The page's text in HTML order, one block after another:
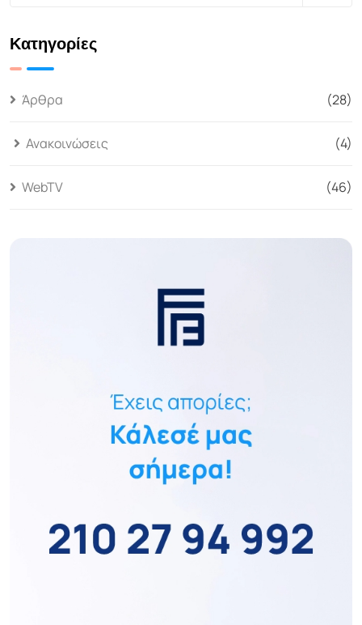
Κατηγορίες
Άρθρα (28)
Ανακοινώσεις (4)
WebTV (46)